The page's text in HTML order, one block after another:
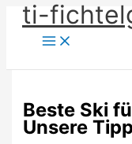
Zum
Inhalt
springen
ti-
Beste Ski
Unsere